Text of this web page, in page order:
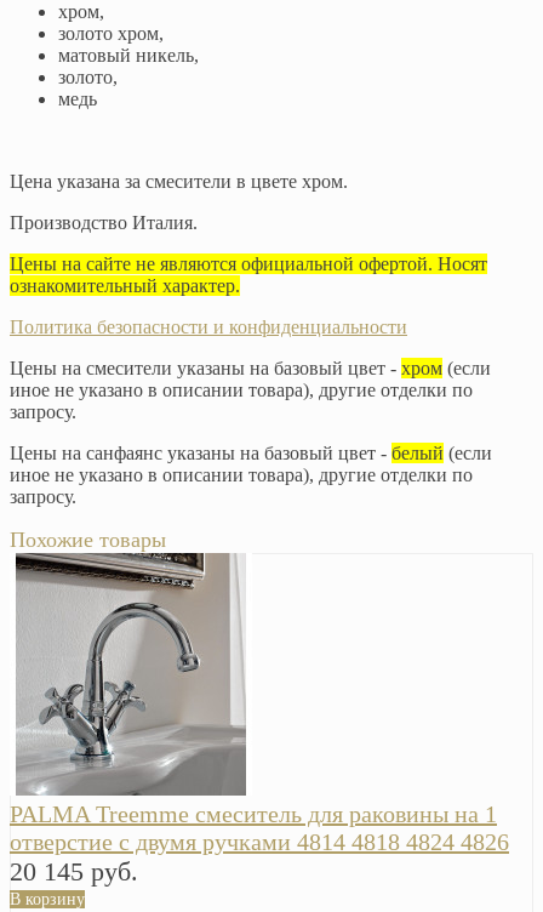
хром,
золото хром,
матовый никель,
золото,
медь
Цена указана за смесители в цвете хром.
Производство Италия.
Цены на сайте не являются официальной офертой. Носят
ознакомительный характер.
Политика безопасности и конфиденциальности
Цены на смесители указаны на базовый цвет - хром (если
иное не указано в описании товара), другие отделки по
запросу.
Цены на санфаянс указаны на базовый цвет - белый (если
иное не указано в описании товара), другие отделки по
запросу.
Похожие товары
PALMA Treemme смеситель для раковины на 1
отверстие с двумя ручками 4814 4818 4824 4826
20 145 руб.
В корзину